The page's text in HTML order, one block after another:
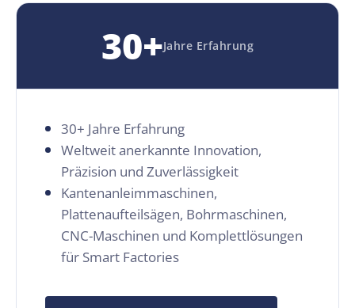
30+Jahre Erfahrung
30+ Jahre Erfahrung
Weltweit anerkannte Innovation,
Präzision und Zuverlässigkeit
Kantenanleimmaschinen,
Plattenaufteilsägen, Bohrmaschinen,
CNC-Maschinen und Komplettlösungen
für Smart Factories